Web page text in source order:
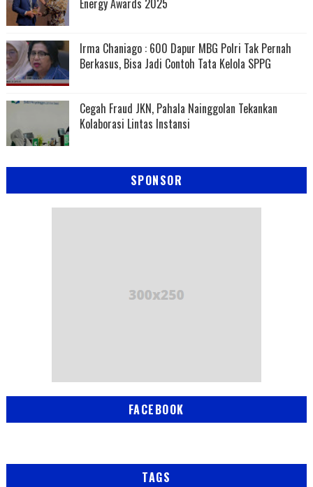
Energy Awards 2025
Irma Chaniago : 600 Dapur MBG Polri Tak Pernah
Berkasus, Bisa Jadi Contoh Tata Kelola SPPG
Cegah Fraud JKN, Pahala Nainggolan Tekankan
Kolaborasi Lintas Instansi
SPONSOR
FACEBOOK
TAGS